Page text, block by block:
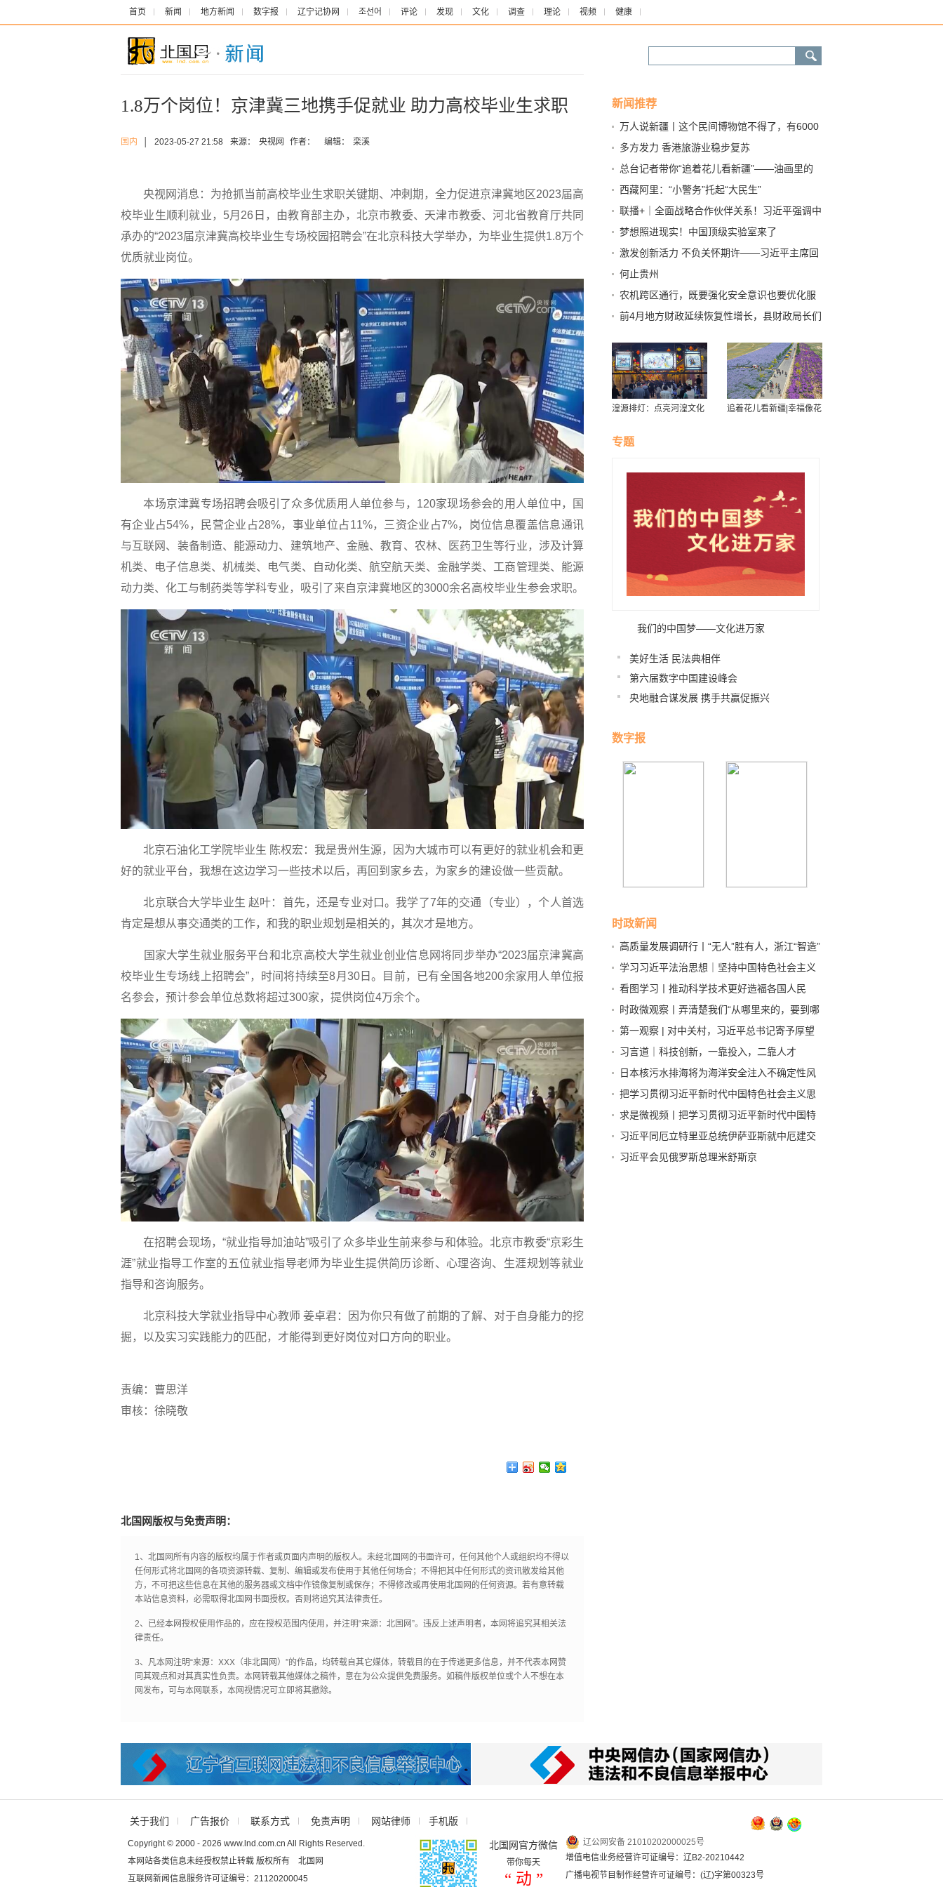
首页 新闻 地方新闻 数字报 辽宁记协网 조선어 评论 发现 文化 调查 理论 视频 健康
1.8万个岗位！京津冀三地携手促就业 助力高校毕业生求职
国内 2023-05-27 21:58 来源： 央视网 作者： 编辑： 栾溪
央视网消息：为抢抓当前高校毕业生求职关键期、冲刺期，全力促进京津冀地区2023届高
校毕业生顺利就业，5月26日，由教育部主办，北京市教委、天津市教委、河北省教育厅共同
承办的“2023届京津冀高校毕业生专场校园招聘会”在北京科技大学举办，为毕业生提供1.8万个
优质就业岗位。
本场京津冀专场招聘会吸引了众多优质用人单位参与，120家现场参会的用人单位中，国
有企业占54%，民营企业占28%，事业单位占11%，三资企业占7%，岗位信息覆盖信息通讯
与互联网、装备制造、能源动力、建筑地产、金融、教育、农林、医药卫生等行业，涉及计算
机类、电子信息类、机械类、电气类、自动化类、航空航天类、金融学类、工商管理类、能源
动力类、化工与制药类等学科专业，吸引了来自京津冀地区的3000余名高校毕业生参会求职。
北京石油化工学院毕业生 陈权宏：我是贵州生源，因为大城市可以有更好的就业机会和更
好的就业平台，我想在这边学习一些技术以后，再回到家乡去，为家乡的建设做一些贡献。
北京联合大学毕业生 赵叶：首先，还是专业对口。我学了7年的交通（专业），个人首选
肯定是想从事交通类的工作，和我的职业规划是相关的，其次才是地方。
国家大学生就业服务平台和北京高校大学生就业创业信息网将同步举办“2023届京津冀高
校毕业生专场线上招聘会”，时间将持续至8月30日。目前，已有全国各地200余家用人单位报
名参会，预计参会单位总数将超过300家，提供岗位4万余个。
在招聘会现场，“就业指导加油站”吸引了众多毕业生前来参与和体验。北京市教委“京彩生
涯”就业指导工作室的五位就业指导老师为毕业生提供简历诊断、心理咨询、生涯规划等就业
指导和咨询服务。
北京科技大学就业指导中心教师 姜卓君：因为你只有做了前期的了解、对于自身能力的挖
掘，以及实习实践能力的匹配，才能得到更好岗位对口方向的职业。
责编：曹思洋
审核：徐晓敬
北国网版权与免责声明：
1、北国网所有内容的版权均属于作者或页面内声明的版权人。未经北国网的书面许可，任何其他个人或组织均不得以
任何形式将北国网的各项资源转载、复制、编辑或发布使用于其他任何场合；不得把其中任何形式的资讯散发给其他
方，不可把这些信息在其他的服务器或文档中作镜像复制或保存；不得修改或再使用北国网的任何资源。若有意转载
本站信息资料，必需取得北国网书面授权。否则将追究其法律责任。
2、已经本网授权使用作品的，应在授权范围内使用，并注明“来源：北国网”。违反上述声明者，本网将追究其相关法
律责任。
3、凡本网注明“来源：XXX（非北国网）”的作品，均转载自其它媒体，转载目的在于传递更多信息，并不代表本网赞
同其观点和对其真实性负责。本网转载其他媒体之稿件，意在为公众提供免费服务。如稿件版权单位或个人不想在本
网发布，可与本网联系，本网视情况可立即将其撤除。
新闻推荐
万人说新疆丨这个民间博物馆不得了，有6000
多件老物件呢
多方发力 香港旅游业稳步复苏
总台记者带你“追着花儿看新疆”——油画里的
塔城
西藏阿里：“小警务”托起“大民生”
联播+｜全面战略合作伙伴关系！习近平强调中
非从来都是命运共同体
梦想照进现实！中国顶级实验室来了
激发创新活力 不负关怀期许——习近平主席回
信勉励澳门科技大学师生代表在澳门各界引发热
烈反响
何止贵州
农机跨区通行，既要强化安全意识也要优化服
务保障
前4月地方财政延续恢复性增长，县财政局长们
湟源排灯：点亮河湟文化
追着花儿看新疆|幸福像花
专题
我们的中国梦——文化进万家
美好生活 民法典相伴
第六届数字中国建设峰会
央地融合谋发展 携手共赢促振兴
数字报
时政新闻
高质量发展调研行丨“无人”胜有人，浙江“智造”
加速跑
学习习近平法治思想｜坚持中国特色社会主义
法治道路
看图学习丨推动科学技术更好造福各国人民
时政微观察丨弄清楚我们“从哪里来的，要到哪
里去”
第一观察 | 对中关村，习近平总书记寄予厚望
习言道｜科技创新，一靠投入，二靠人才
日本核污水排海将为海洋安全注入不确定性风
险
把学习贯彻习近平新时代中国特色社会主义思
想不断引向深入
求是微视频丨把学习贯彻习近平新时代中国特
色社会主义思想不断引向深入
习近平同厄立特里亚总统伊萨亚斯就中厄建交
30周年互致贺电
习近平会见俄罗斯总理米舒斯京
关于我们 广告报价 联系方式 免责声明 网站律师 手机版
Copyright © 2000 - 2026 www.lnd.com.cn All Rights Reserved.
本网站各类信息未经授权禁止转载 版权所有 北国网
互联网新闻信息服务许可证编号：21120200045
北国网官方微信
带你每天
“ 动 ”
辽公网安备 21010202000025号
增值电信业务经营许可证编号：辽B2-20210442
广播电视节目制作经营许可证编号：(辽)字第00323号